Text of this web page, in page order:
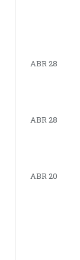
ABR 28
ABR 28
ABR 20